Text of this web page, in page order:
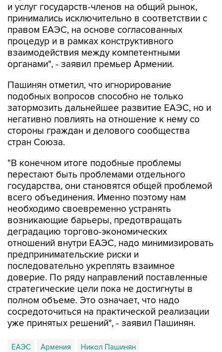
и услуг государств-членов на общий рынок,
принимались исключительно в соответствии с
правом ЕАЭС, на основе согласованных
процедур и в рамках конструктивного
взаимодействия между компетентными
органами", - заявил премьер Армении.
Пашинян отметил, что игнорирование
подобных вопросов способно не только
затормозить дальнейшее развитие ЕАЭС, но и
негативно повлиять на отношение к нему со
стороны граждан и делового сообщества
стран Союза.
"В конечном итоге подобные проблемы
перестают быть проблемами отдельного
государства, они становятся общей проблемой
всего объединения. Именно поэтому нам
необходимо своевременно устранять
возникающие барьеры, предотвращать
деградацию торгово-экономических
отношений внутри ЕАЭС, надо минимизировать
предпринимательские риски и
последовательно укреплять взаимное
доверие. По ряду направлений поставленные
стратегические цели пока не достигнуты в
полном объеме. Это означает, что надо
сосредоточиться на практической реализации
уже принятых решений", - заявил Пашинян.
ЕАЭС Армения Никол Пашинян